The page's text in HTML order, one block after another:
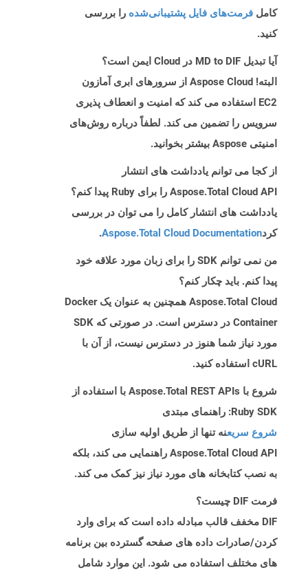
کامل فرمت‌های فایل پشتیبانی‌شده را بررسی
کنید.
آیا تبدیل MD to DIF در Cloud ایمن است؟
البته! Aspose Cloud از سرورهای ابری آمازون
EC2 استفاده می کند که امنیت و انعطاف پذیری
سرویس را تضمین می کند. لطفاً درباره روش‌های
امنیتی Aspose بیشتر بخوانید.
از کجا می توانم یادداشت های انتشار
Aspose.Total Cloud API را برای Ruby پیدا کنم؟
یادداشت های انتشار کامل را می توان در بررسی
کردAspose.Total Cloud Documentation
.
من نمی توانم SDK را برای زبان مورد علاقه خود
پیدا کنم. باید چکار کنم؟
Aspose.Total Cloud همچنین به عنوان یک Docker
Container در دسترس است. در صورتی که SDK
مورد نیاز شما هنوز در دسترس نیست، از آن با
cURL استفاده کنید.
شروع با Aspose.Total REST APIs با استفاده از
Ruby SDK: راهنمای مبتدی
شروع سریعنه تنها از طریق اولیه سازی
Aspose.Total Cloud API راهنمایی می کند، بلکه
به نصب کتابخانه های مورد نیاز نیز کمک می کند.
فرمت DIF چیست؟
DIF مخفف قالب مبادله داده است که برای وارد
کردن/صادرات داده های صفحه گسترده بین برنامه
های مختلف استفاده می شود. این موارد شامل